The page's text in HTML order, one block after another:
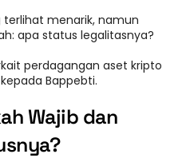
menarik, namun
apa status legalitasnya?
perdagangan aset kripto
Bappebti.
Wajib dan